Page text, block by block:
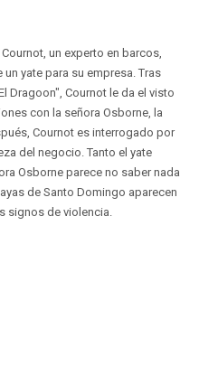
un experto en barcos,
yate para su empresa. Tras
Dragoon", Cournot le da el visto
con la señora Osborne, la
Cournot es interrogado por
del negocio. Tanto el yate
Osborne parece no saber nada
de Santo Domingo aparecen
signos de violencia.